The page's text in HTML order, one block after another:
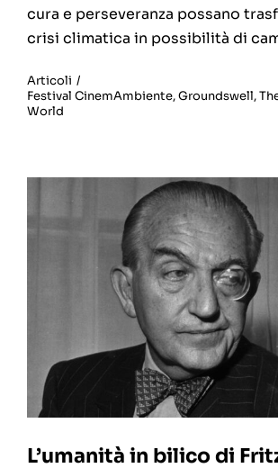
cura e perseveranza possano
crisi climatica in possibilità di
Articoli /
Festival CinemAmbiente,Groundswell,
World
L’umanità in bilico di